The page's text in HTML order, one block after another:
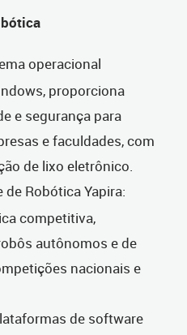
operacional
proporciona
e segurança para
e faculdades, com
de lixo eletrônico.
de Robótica Yapira:
competitiva,
autônomos e de
nacionais e
de software